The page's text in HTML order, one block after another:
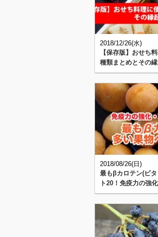
2018/12/26(水)
【保存版】おせち
種類まとめとその
2018/08/26(日)
最もβカロテン(ビ
ト20！免疫力の強